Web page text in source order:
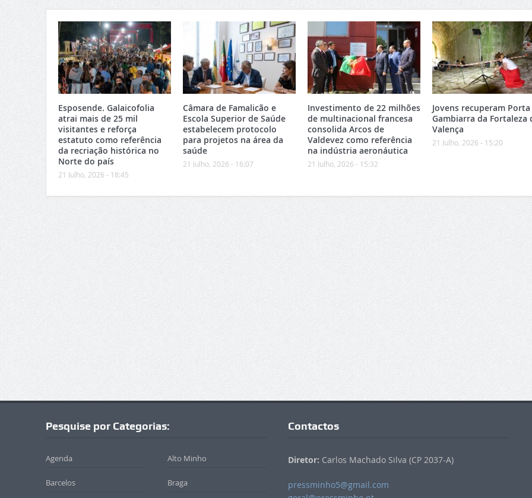
Esposende. Galaicofolia
atrai mais de 25 mil
visitantes e reforça
estatuto como referência
da recriação histórica no
Norte do país
21 Julho, 2026 - 18:45
Câmara de Famalicão e
Escola Superior de Saúde
estabelecem protocolo
para projetos na área da
saúde
21 Julho, 2026 - 16:07
Investimento de 22 milhões
de multinacional francesa
consolida Arcos de
Valdevez como referência
na indústria aeronáutica
21 Julho, 2026 - 15:32
Jovens recuperam Porta
Gambiarra da Fortaleza
Valença
21 Julho, 2026 - 15:20
Pesquise por Categorias:
Agenda Alto Minho
Barcelos Braga
Contactos
Diretor: Carlos Machado Silva (CP 2037-A)
pressminho5@gmail.com